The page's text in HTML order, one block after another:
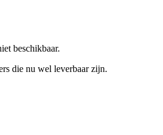
beschikbaar.
die nu wel leverbaar zijn.